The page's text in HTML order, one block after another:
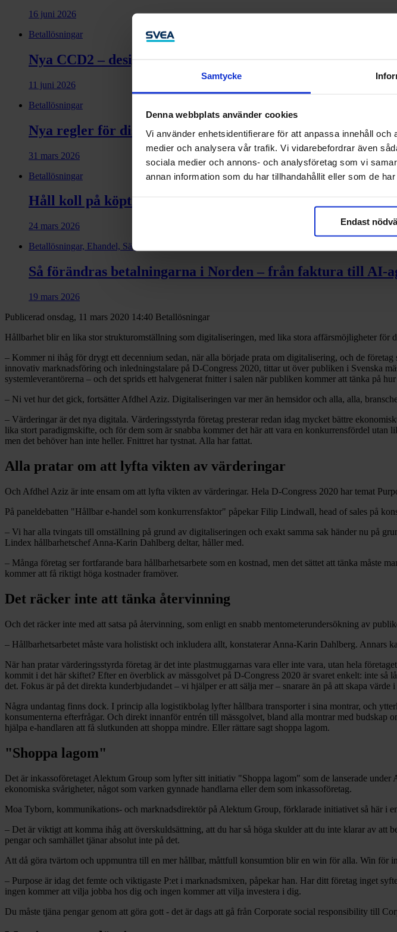
Samtycke
Denna webbplats använder cookies
Vi använder enhetsidentifierare för att anpassa innehåll
medier och analysera vår trafik. Vi vidarebefordrar även
sociala medier och annons- och analysföretag som vi
annan information som du har tillhandahållit eller som de
Endast
16 juni 2026
Betallösningar
Nya CCD2 – designen ska stödja medvetna beslut – inte styra
11 juni 2026
Betallösningar
Nya regler för distansavtal – så påverkas du som e-handlare
31 mars 2026
Betallösningar
Håll koll på köptrender, kundservice och din egen data
24 mars 2026
Betallösningar, Ehandel, Säljfinans, Ehandel i mobilen
Så förändras betalningarna i Norden – från faktura till AI-
19 mars 2026
Publicerad onsdag, 11 mars 2020 14:40 Betallösningar
Hållbarhet blir en lika stor strukturomställning som digitaliseringen, med lika stora affärsmöjligheter för
– Kommer ni ihåg för drygt ett decennium sedan, när alla började prata om digitalisering, och de
innovativ marknadsföring och inledningstalare på D-Congress 2020, tittar ut över publiken i Svenska
systemleverantörerna – och det sprids ett halvgenerat fnitter i salen när publiken kommer att tänka på
– Ni vet hur det gick, fortsätter Afdhel Aziz. Digitaliseringen var mer än hemsidor och alla, alla,
– Värderingar är det nya digitala. Värderingsstyrda företag presterar redan idag mycket bättre
lika stort paradigmskifte, och för dem som är snabba kommer det här att vara en konkurrensfördel
men det behöver han inte heller. Fnittret har tystnat. Alla har fattat.
Alla pratar om att lyfta vikten av värderingar
Och Afdhel Aziz är inte ensam om att lyfta vikten av värderingar. Hela D-Congress 2020 har temat
På paneldebatten "Hållbar e-handel som konkurrensfaktor" påpekar Filip Lindwall, head of sales på
– Vi har alla tvingats till omställning på grund av digitaliseringen och exakt samma sak händer nu på
Lindex hållbarhetschef Anna-Karin Dahlberg deltar, håller med.
– Många företag ser fortfarande bara hållbarhetsarbete som en kostnad, men det sättet att tänka måste
kommer att få riktigt höga kostnader framöver.
Det räcker inte att tänka återvinning
Och det räcker inte med att satsa på återvinning, som enligt en snabb mentometerundersökning av
– Hållbarhetsarbetet måste vara holistiskt och inkludera allt, konstaterar Anna-Karin Dahlberg. Annars
När han pratar värderingsstyrda företag är det inte plastmuggarnas vara eller inte vara, utan hela
kommit i det här skiftet? Efter en överblick av mässgolvet på D-Congress 2020 är svaret enkelt: inte
det. Fokus är på det direkta kunderbjudandet – vi hjälper er att sälja mer – snarare än på att skapa värde
Några undantag finns dock. I princip alla logistikbolag lyfter hållbara transporter i sina montrar, och
konsumenterna efterfrågar. Och direkt innanför entrén till mässgolvet, bland alla montrar med budskap
hjälpa e-handlaren att få slutkunden att shoppa mindre. Eller rättare sagt shoppa lagom.
"Shoppa lagom"
Det är inkassoföretaget Alektum Group som lyfter sitt initiativ "Shoppa lagom" som de lanserade
ekonomiska svårigheter, något som varken gynnade handlarna eller dem som inkassoföretag.
Moa Tyborn, kommunikations- och marknadsdirektör på Alektum Group, förklarade initiativet så här i
– Det är viktigt att komma ihåg att överskuldsättning, att du har så höga skulder att du inte klarar av
pengar och samhället tjänar absolut inte på det.
Att då göra tvärtom och uppmuntra till en mer hållbar, måttfull konsumtion blir en win för alla. Win
– Purpose är idag det femte och viktigaste P:et i marknadsmixen, påpekar han. Har ditt företag inget
ingen kommer att vilja jobba hos dig och ingen kommer att vilja investera i dig.
Du måste tjäna pengar genom att göra gott - det är dags att gå från Corporate social responsibility till